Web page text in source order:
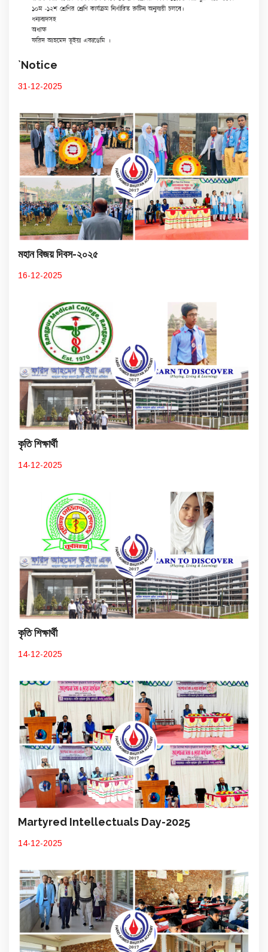
`Notice
31-12-2025
মহান বিজয় দিবস-২০২৫
16-12-2025
কৃতি শিক্ষার্থী
14-12-2025
কৃতি শিক্ষার্থী
14-12-2025
Martyred Intellectuals Day-2025
14-12-2025